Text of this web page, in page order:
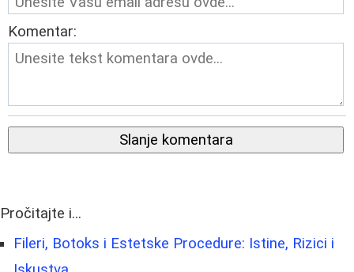
Komentar:
Slanje komentara
Pročitajte i...
Fileri, Botoks i Estetske Procedure: Istine, Rizici i